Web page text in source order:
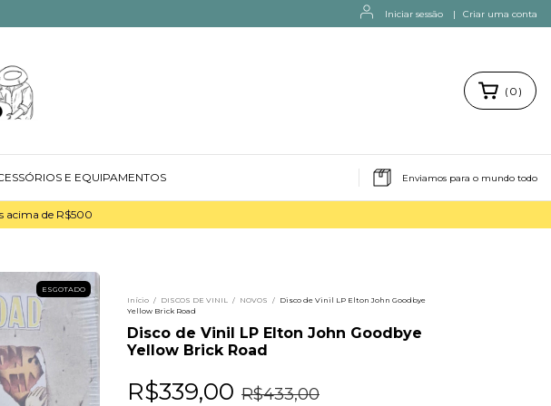
Iniciar sessão | Criar uma conta
acima de R$500
( 0 )
E EQUIPAMENTOS Enviamos para o mundo todo
ESGOTADO
Início / DISCOS DE VINIL / NOVOS / Disco de Vinil LP Elton John Goodbye
Yellow Brick Road
Disco de Vinil LP Elton John Goodbye
Yellow Brick Road
R$339,00 R$433,00